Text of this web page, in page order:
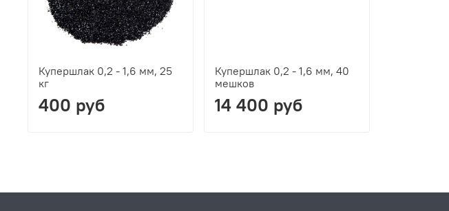
Купершлак 0,2 - 1,6 мм, 25
кг
400 руб
Купершлак 0,2 - 1,6 мм, 40
мешков
14 400 руб